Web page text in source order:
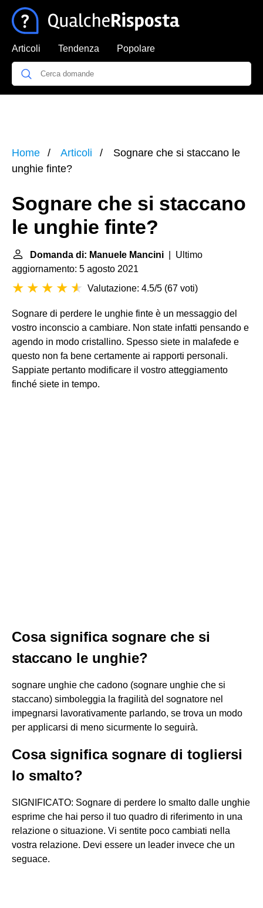
Articoli Tendenza Popolare
Home Articoli
Sognare che si staccano le
unghie finte?
Sognare che si staccano
le unghie finte?
Domanda di: Manuele Mancini | Ultimo
aggiornamento: 5 agosto 2021
Valutazione: 4.5/5 (67 voti)
Sognare di perdere le unghie finte è un messaggio del
vostro inconscio a cambiare. Non state infatti pensando e
agendo in modo cristallino. Spesso siete in malafede e
questo non fa bene certamente ai rapporti personali.
Sappiate pertanto modificare il vostro atteggiamento
finché siete in tempo.
Cosa significa sognare che si
staccano le unghie?
sognare unghie che cadono (sognare unghie che si
staccano) simboleggia la fragilità del sognatore nel
impegnarsi lavorativamente parlando, se trova un modo
per applicarsi di meno sicurmente lo seguirà.
Cosa significa sognare di togliersi
lo smalto?
SIGNIFICATO: Sognare di perdere lo smalto dalle unghie
esprime che hai perso il tuo quadro di riferimento in una
relazione o situazione. Vi sentite poco cambiati nella
vostra relazione. Devi essere un leader invece che un
seguace.